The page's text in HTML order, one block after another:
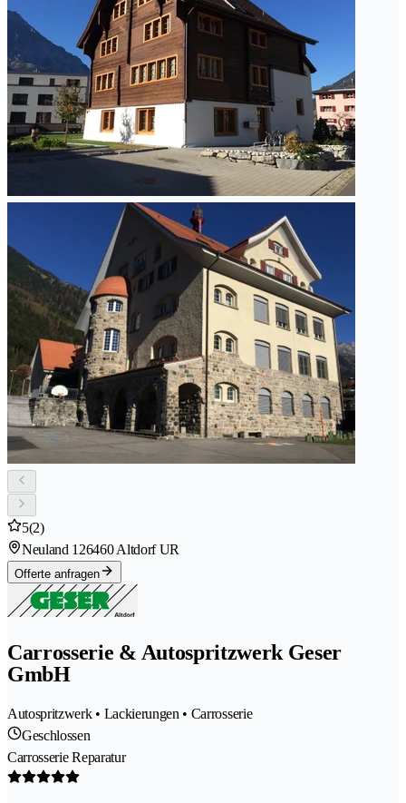
5(2)
Neuland 126460 Altdorf UR
Offerte anfragen
Carrosserie & Autospritzwerk Geser
GmbH
Autospritzwerk • Lackierungen • Carrosserie
Geschlossen
Carrosserie Reparatur